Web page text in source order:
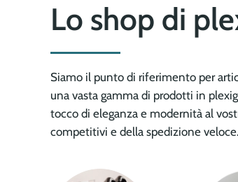
Lo shop di
Siamo il punto di riferimento per
una vasta gamma di prodotti in
tocco di eleganza e modernità al
competitivi e della spedizione